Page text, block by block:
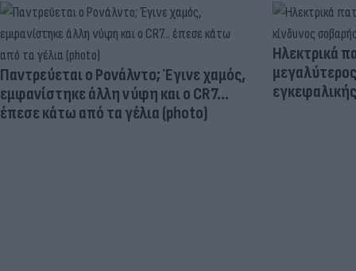
Παντρεύεται ο Ρονάλντο; Έγινε χαμός,
εμφανίστηκε άλλη νύφη και ο CR7…
έπεσε κάτω από τα γέλια (photo)
Ηλεκτρικά